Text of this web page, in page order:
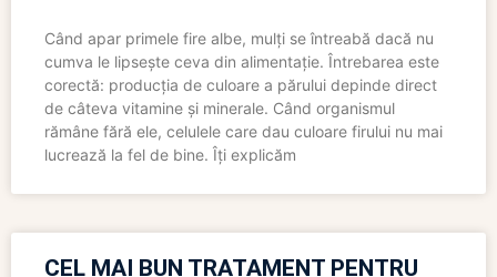
Când apar primele fire albe, mulți se întreabă dacă nu
cumva le lipsește ceva din alimentație. Întrebarea este
corectă: producția de culoare a părului depinde direct
de câteva vitamine și minerale. Când organismul
rămâne fără ele, celulele care dau culoare firului nu mai
lucrează la fel de bine. Îți explicăm
CEL MAI BUN TRATAMENT PENTRU